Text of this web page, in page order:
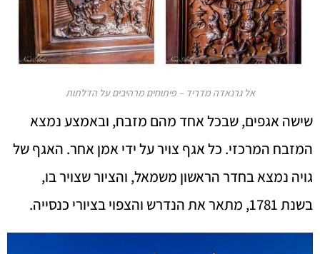
אל גרנאדה מדריד – פיתוחים מרהיבים על הדלתות
שישה אגפים, שבכל אחד מהם מזבח, ובאמצע נמצא
המזבח המרכזי. כל אגף צויר על ידי אמן אחר. האגף של
גויה נמצא בחדר הראשון משמאל, והציור שצויר בו,
בשנת 1781, מתאר את הנדרש והצפוי בציורי כנסייה.